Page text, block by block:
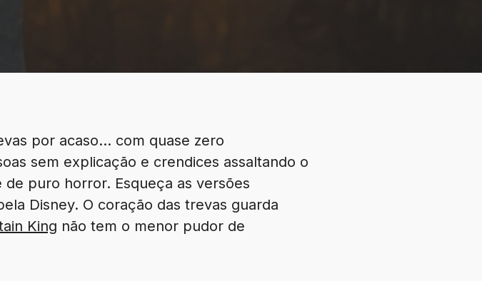
por acaso… com quase zero
sem explicação e crendices assaltando o
puro horror. Esqueça as versões
Disney. O coração das trevas guarda
King não tem o menor pudor de